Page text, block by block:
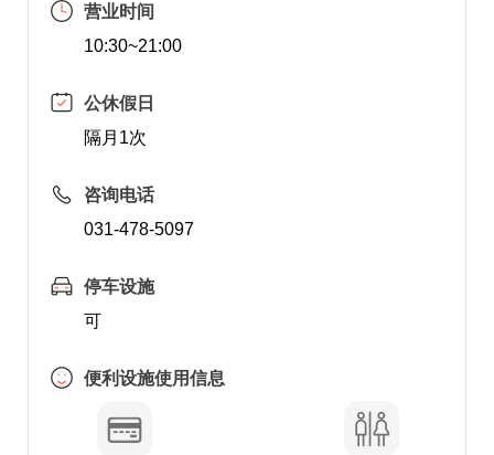
营业时间
10:30~21:00
公休假日
隔月1次
咨询电话
031-478-5097
停车设施
可
便利设施使用信息